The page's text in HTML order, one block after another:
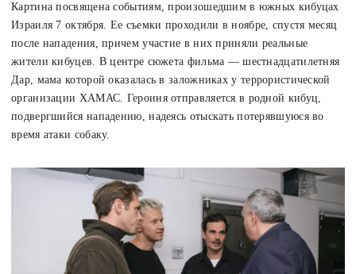
Картина посвящена событиям, произошедшим в южных кибуцах
Израиля 7 октября. Ее съемки проходили в ноябре, спустя месяц
после нападения, причем участие в них приняли реальные
жители кибуцев. В центре сюжета фильма — шестнадцатилетняя
Дар, мама которой оказалась в заложниках у террористической
организации ХАМАС. Героиня отправляется в родной кибуц,
подвергшийся нападению, надеясь отыскать потерявшуюся во
время атаки собаку.